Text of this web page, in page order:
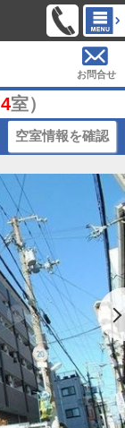
お問合せ
4室）
空室情報を確認